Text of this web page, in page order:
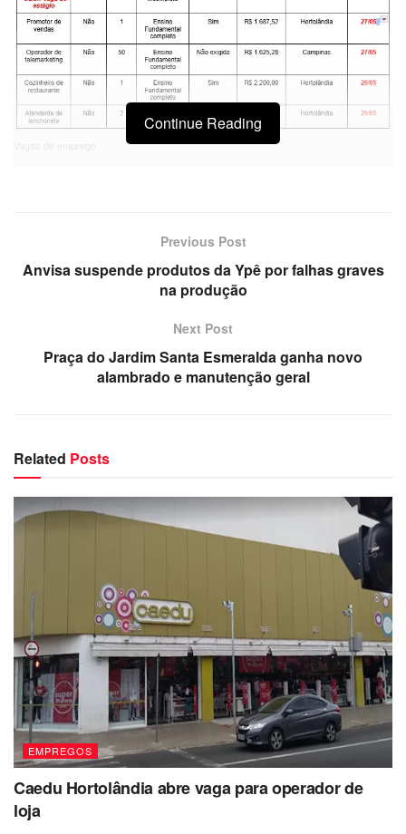
Continue Reading
Previous Post
Anvisa suspende produtos da Ypê por falhas graves
na produção
Next Post
Praça do Jardim Santa Esmeralda ganha novo
alambrado e manutenção geral
Related Posts
EMPREGOS
Caedu Hortolândia abre vaga para operador de
loja